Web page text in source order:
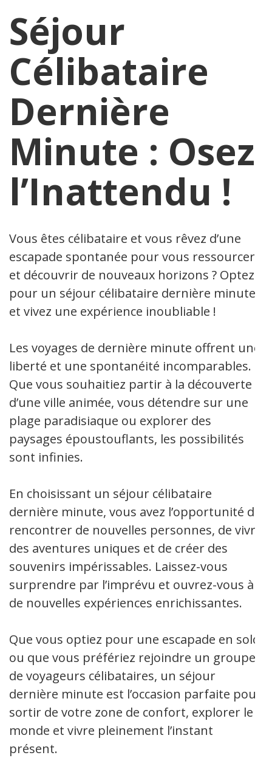
Séjour
Célibataire
Dernière
Minute : Osez
l’Inattendu !
Vous êtes célibataire et vous rêvez d’une
escapade spontanée pour vous ressourcer
et découvrir de nouveaux horizons ? Optez
pour un séjour célibataire dernière minute
et vivez une expérience inoubliable !
Les voyages de dernière minute offrent une
liberté et une spontanéité incomparables.
Que vous souhaitiez partir à la découverte
d’une ville animée, vous détendre sur une
plage paradisiaque ou explorer des
paysages époustouflants, les possibilités
sont infinies.
En choisissant un séjour célibataire
dernière minute, vous avez l’opportunité de
rencontrer de nouvelles personnes, de vivre
des aventures uniques et de créer des
souvenirs impérissables. Laissez-vous
surprendre par l’imprévu et ouvrez-vous à
de nouvelles expériences enrichissantes.
Que vous optiez pour une escapade en solo
ou que vous préfériez rejoindre un groupe
de voyageurs célibataires, un séjour
dernière minute est l’occasion parfaite pour
sortir de votre zone de confort, explorer le
monde et vivre pleinement l’instant
présent.